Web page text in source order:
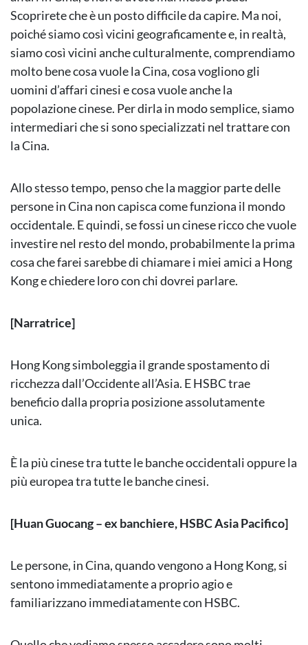
Scoprirete che è un posto difficile da capire. Ma noi,
poiché siamo così vicini geograficamente e, in realtà,
siamo così vicini anche culturalmente, comprendiamo
molto bene cosa vuole la Cina, cosa vogliono gli
uomini d’affari cinesi e cosa vuole anche la
popolazione cinese. Per dirla in modo semplice, siamo
intermediari che si sono specializzati nel trattare con
la Cina.
Allo stesso tempo, penso che la maggior parte delle
persone in Cina non capisca come funziona il mondo
occidentale. E quindi, se fossi un cinese ricco che vuole
investire nel resto del mondo, probabilmente la prima
cosa che farei sarebbe di chiamare i miei amici a Hong
Kong e chiedere loro con chi dovrei parlare.
[Narratrice]
Hong Kong simboleggia il grande spostamento di
ricchezza dall’Occidente all’Asia. E HSBC trae
beneficio dalla propria posizione assolutamente
unica.
È la più cinese tra tutte le banche occidentali oppure la
più europea tra tutte le banche cinesi.
[Huan Guocang – ex banchiere, HSBC Asia Pacifico]
Le persone, in Cina, quando vengono a Hong Kong, si
sentono immediatamente a proprio agio e
familiarizzano immediatamente con HSBC.